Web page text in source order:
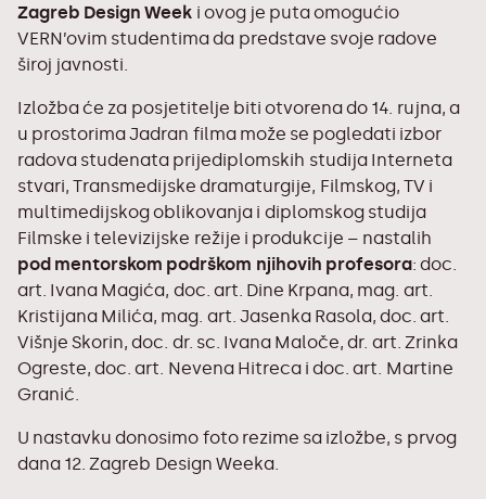
Zagreb Design Week i ovog je puta omogućio
VERN’ovim studentima da predstave svoje radove
široj javnosti.
Izložba će za posjetitelje biti otvorena do 14. rujna, a
u prostorima Jadran filma može se pogledati izbor
radova studenata prijediplomskih studija Interneta
stvari,Transmedijske dramaturgije, Filmskog, TV i
multimedijskog oblikovanja i diplomskog studija
Filmske i televizijske režije i produkcije – nastalih
pod mentorskom podrškom njihovih profesora: doc.
art. Ivana Magića, doc. art. Dine Krpana, mag. art.
Kristijana Milića, mag. art. Jasenka Rasola, doc. art.
Višnje Skorin, doc. dr. sc. Ivana Maloče, dr. art. Zrinka
Ogreste, doc. art. Nevena Hitreca i doc. art. Martine
Granić.
U nastavku donosimo foto rezime sa izložbe, s prvog
dana 12. Zagreb Design Weeka.